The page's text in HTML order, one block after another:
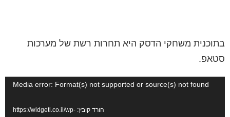
בתוכנית משחקי הדסק היא תחרות רשת של מערכות
סטאפ.
Media error: Format(s) not supported or source(s) not found
הורד קובץ: https://widgeti.co.il/wp-